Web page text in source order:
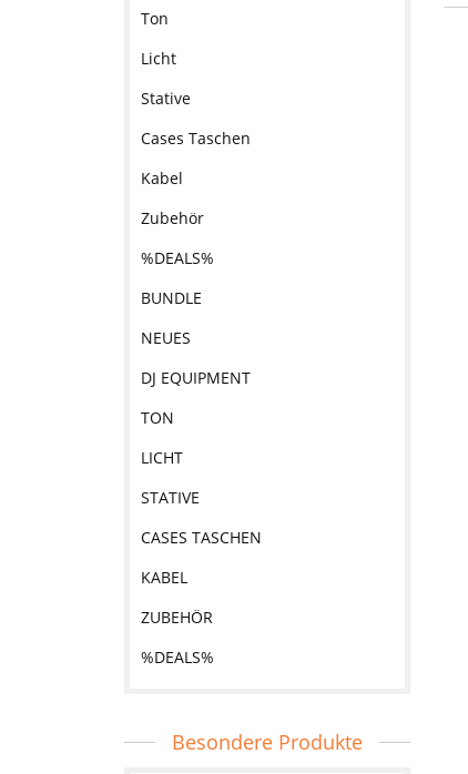
Ton
Licht
Stative
Cases Taschen
Kabel
Zubehör
%DEALS%
BUNDLE
NEUES
DJ EQUIPMENT
TON
LICHT
STATIVE
CASES TASCHEN
KABEL
ZUBEHÖR
%DEALS%
Besondere Produkte